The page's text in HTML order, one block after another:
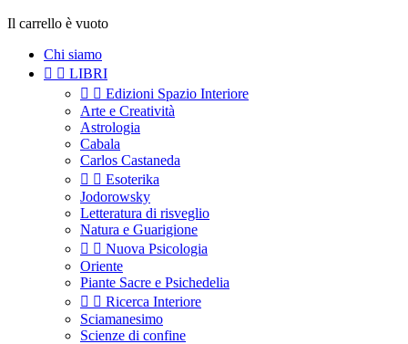
Il carrello è vuoto
Chi siamo
  LIBRI
  Edizioni Spazio Interiore
Arte e Creatività
Astrologia
Cabala
Carlos Castaneda
  Esoterika
Jodorowsky
Letteratura di risveglio
Natura e Guarigione
  Nuova Psicologia
Oriente
Piante Sacre e Psichedelia
  Ricerca Interiore
Sciamanesimo
Scienze di confine